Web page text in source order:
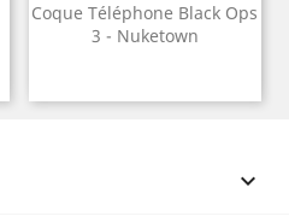
Coque Téléphone Black Ops
3 - Nuketown
